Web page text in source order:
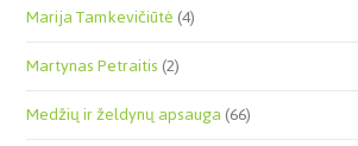
Marija Tamkevičiūtė(4)
Martynas Petraitis(2)
Medžių ir želdynų apsauga(66)